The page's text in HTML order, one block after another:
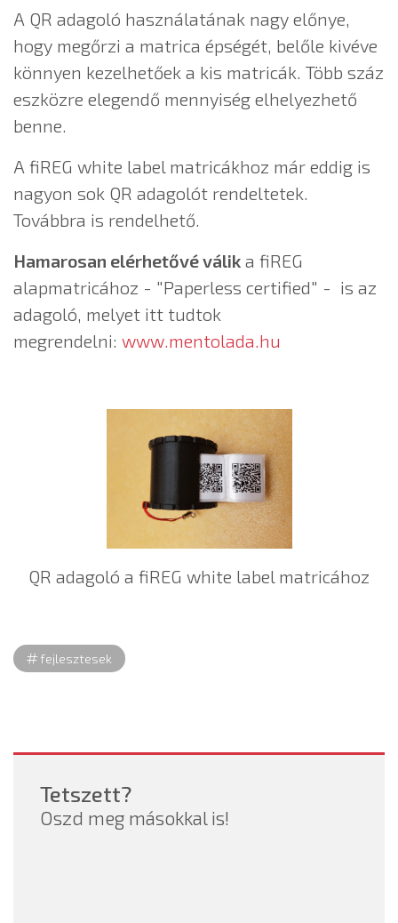
A QR adagoló használatának nagy előnye,
hogy megőrzi a matrica épségét, belőle kivéve
könnyen kezelhetőek a kis matricák. Több száz
eszközre elegendő mennyiség elhelyezhető
benne.
A fiREG white label matricákhoz már eddig is
nagyon sok QR adagolót rendeltetek.
Továbbra is rendelhető.
Hamarosan elérhetővé válik a fiREG
alapmatricához - "Paperless certified" - is az
adagoló, melyet itt tudtok
megrendelni: www.mentolada.hu
QR adagoló a fiREG white label matricához
fejlesztesek
Tetszett?
Oszd meg másokkal is!